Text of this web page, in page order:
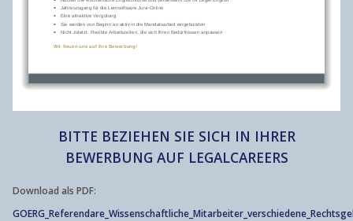
BITTE BEZIEHEN SIE SICH IN IHRER
BEWERBUNG AUF LEGALCAREERS
Download als PDF: